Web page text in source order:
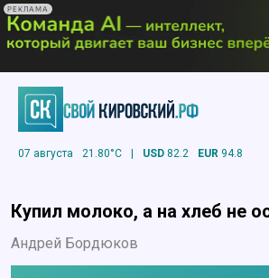
РЕКЛАМА
07 августа 21.80°C | USD 82.2 EUR 94.8
Купил молоко, а на хлеб не
Андрей Бордюков